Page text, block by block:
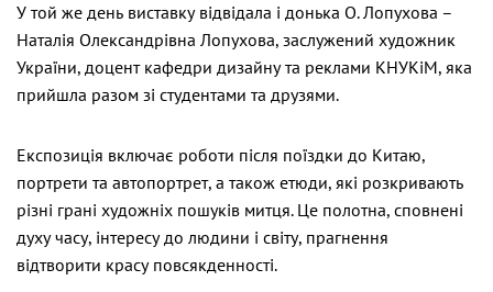
У той же день виставку відвідала і донька О. Лопухова –
Наталія Олександрівна Лопухова, заслужений художник
України, доцент кафедри дизайну та реклами КНУКіМ, яка
прийшла разом зі студентами та друзями.
Експозиція включає роботи після поїздки до Китаю,
портрети та автопортрет, а також етюди, які розкривають
різні грані художніх пошуків митця. Це полотна, сповнені
духу часу, інтересу до людини і світу, прагнення
відтворити красу повсякденності.